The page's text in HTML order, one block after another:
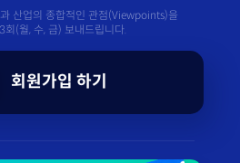
산업의 종합적인 관점(Viewpoints)을
(월, 수, 금) 보내드립니다.
회원가입 하기